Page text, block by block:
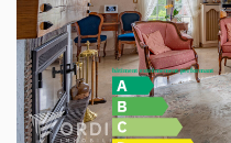
Diagnostics énergétiques